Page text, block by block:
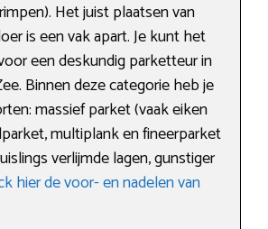
Het juist plaatsen van
is een vak apart. Je kunt het
een deskundig parketteur in
Binnen deze categorie heb je
massief parket (vaak eiken
multiplank en fineerparket
verlijmde lagen, gunstiger
hier de voor- en nadelen van